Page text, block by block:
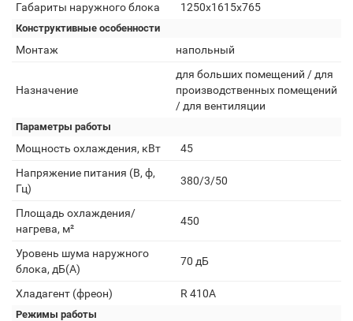
Габариты наружного блока
1250x1615x765
Конструктивные особенности
Монтаж напольный
Назначение
для больших помещений / для
производственных помещений
/ для вентиляции
Параметры работы
Мощность охлаждения, кВт
45
Напряжение питания (В, ф,
Гц)
380/3/50
Площадь охлаждения/
нагрева, м²
450
Уровень шума наружного
блока, дБ(А)
70 дБ
Хладагент (фреон) R 410A
Режимы работы